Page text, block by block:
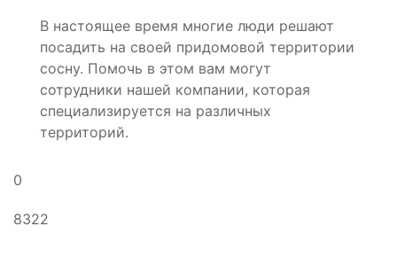
В настоящее время многие люди решают
посадить на своей придомовой территории
сосну. Помочь в этом вам могут
сотрудники нашей компании, которая
специализируется на различных
территорий.
0
8322